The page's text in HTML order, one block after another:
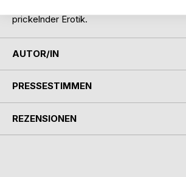
prickelnder Erotik.
AUTOR/IN
PRESSESTIMMEN
REZENSIONEN